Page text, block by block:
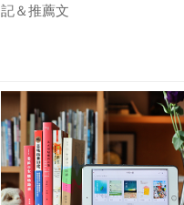
記＆推薦文